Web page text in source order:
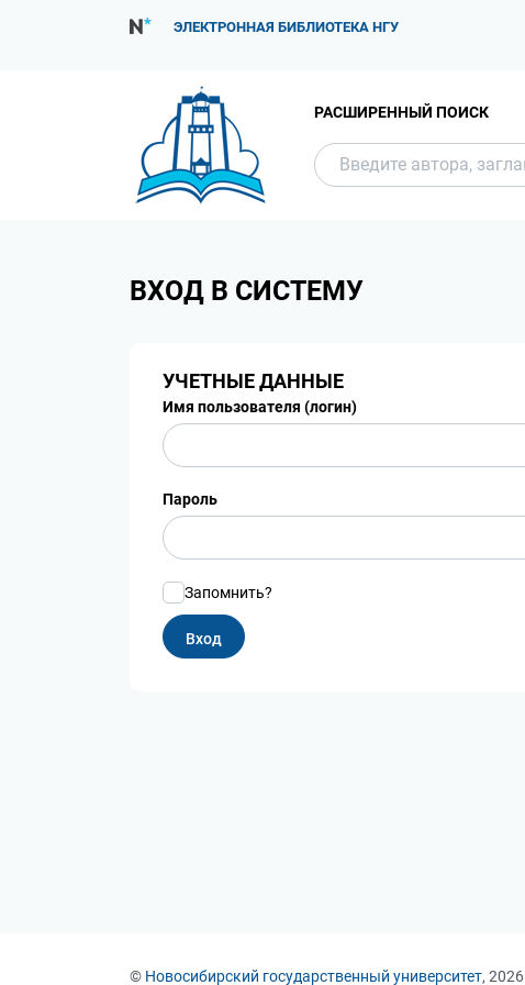
ЭЛЕКТРОННАЯ БИБЛИОТЕКА НГУ
РАСШИРЕННЫЙ ПОИСК
ВХОД В СИСТЕМУ
УЧЕТНЫЕ ДАННЫЕ
Имя пользователя (логин)
Пароль
Запомнить?
© Новосибирский государственный университет, 2026